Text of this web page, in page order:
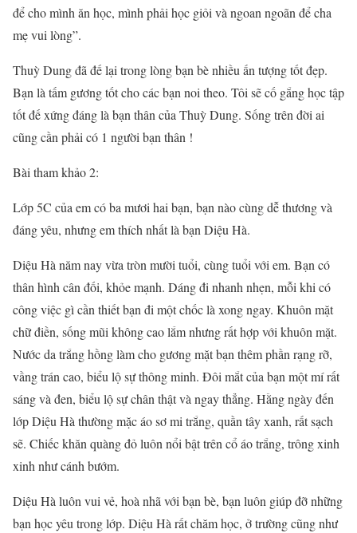
để cho mình ăn học, mình phải học giỏi và ngoan ngoãn để cha
mẹ vui lòng”.
Thuỳ Dung đã đế lại trong lòng bạn bè nhiều ấn tượng tốt đẹp.
Bạn là tấm gương tốt cho các bạn noi theo. Tôi sẽ cố gắng học tập
tốt đế xứng đáng là bạn thân của Thuỳ Dung. Sống trên đời ai
cũng cần phải có 1 người bạn thân !
Bài tham khảo 2:
Lớp 5C của em có ba mươi hai bạn, bạn nào cùng dễ thương và
đáng yêu, nhưng em thích nhất là bạn Diệu Hà.
Diệu Hà năm nay vừa tròn mười tuổi, cùng tuổi với em. Bạn có
thân hình cân đối, khỏe mạnh. Dáng đi nhanh nhẹn, mỗi khi có
công việc gì cần thiết bạn đi một chốc là xong ngay. Khuôn mặt
chữ điền, sống mũi không cao lắm nhưng rất hợp với khuôn mặt.
Nước da trắng hồng làm cho gương mặt bạn thêm phần rạng rỡ,
vầng trán cao, biểu lộ sự thông minh. Đôi mắt của bạn một mí rất
sáng và đen, biểu lộ sự chân thật và ngay thẳng. Hằng ngày đến
lớp Diệu Hà thường mặc áo sơ mi trắng, quần tây xanh, rất sạch
sẽ. Chiếc khăn quàng đỏ luôn nổi bật trên cổ áo trắng, trông xinh
xinh như cánh bướm.
Diệu Hà luôn vui vẻ, hoà nhã với bạn bè, bạn luôn giúp đỡ những
bạn học yêu trong lớp. Diệu Hà rất chăm học, ở trường cũng như